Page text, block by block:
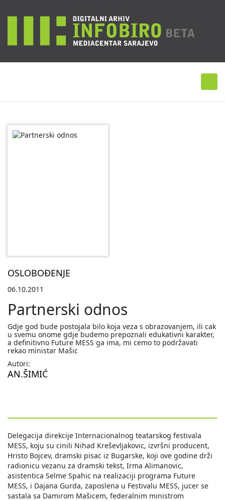
OSLOBOĐENJE
06.10.2011
Partnerski odnos
Gdje god bude postojala bilo koja veza s obrazovanjem, ili cak
u svemu onome gdje budemo prepoznali edukativni karakter,
a definitivno Future MESS ga ima, mi cemo to podržavati
rekao ministar Mašic
Autori:
AN.ŠIMIĆ
Delegacija direkcije Internacionalnog teatarskog festivala
MESS, koju su cinili Nihad Kreševljakovic, izvršni producent,
Hristo Bojcev, dramski pisac iz Bugarske, koji ove godine drži
radionicu vezanu za dramski tekst, Irma Alimanovic,
asistentica Selme Spahic na realizaciji programa Future
MESS, i Dajana Gurda, zaposlena u Festivalu MESS, jucer se
sastala sa Damirom Mašicem, federalnim ministrom